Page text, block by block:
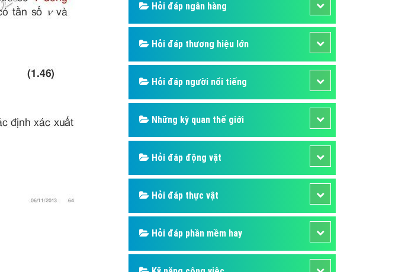
Thiết kế ứng dụng
Quảng cáo Cốc Cốc hiệu quả
Quảng cáo Zalo chuyên nghiệp
Định nghĩa
Hỏi đáp ngân hàng
Hỏi đáp thương hiệu lớn
Hỏi đáp người nổi tiếng
Những kỳ quan thế giới
Hỏi đáp động vật
Hỏi đáp thực vật
Hỏi đáp phần mềm hay